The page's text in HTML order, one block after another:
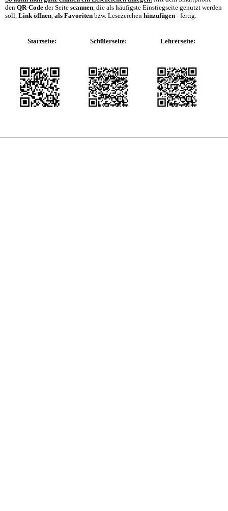
den QR-Code der Seite scannen, die als häufigste Einstiegseite genutzt werden
soll, Link öffnen, als Favoriten bzw. Lesezeichen hinzufügen - fertig.
Startseite: Schülerseite: Lehrerseite: